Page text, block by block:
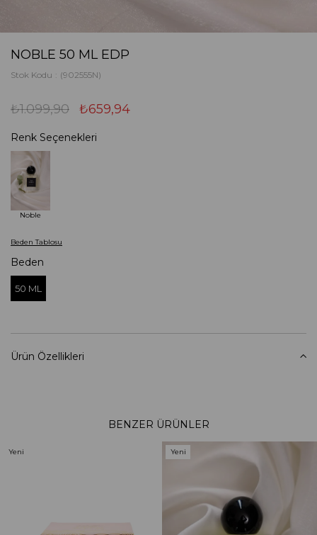
NOBLE 50 ML EDP
Stok Kodu (902555N)
₺1.099,90 ₺659,94
Renk Seçenekleri
Noble
Beden Tablosu
Beden
50 ML
Ürün Özellikleri
BENZER ÜRÜNLER
Yeni
Yeni